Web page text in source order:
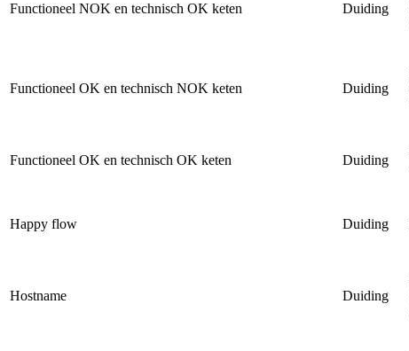
Functioneel NOK en technisch OK keten Duiding
Functioneel OK en technisch NOK keten Duiding
Functioneel OK en technisch OK keten Duiding
Happy flow Duiding
Hostname Duiding